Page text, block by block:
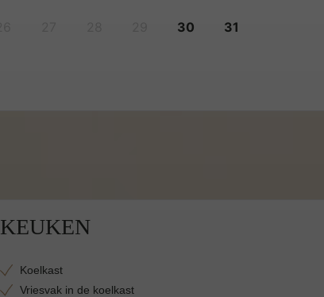
30 31
KEUKEN
Koelkast
Vriesvak in de koelkast